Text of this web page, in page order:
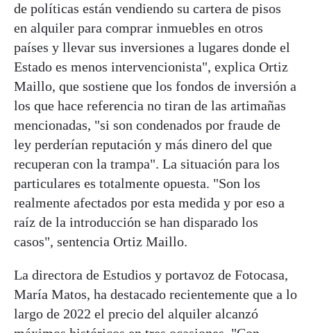
de políticas están vendiendo su cartera de pisos
en alquiler para comprar inmuebles en otros
países y llevar sus inversiones a lugares donde el
Estado es menos intervencionista", explica Ortiz
Maillo, que sostiene que los fondos de inversión a
los que hace referencia no tiran de las artimañas
mencionadas, "si son condenados por fraude de
ley perderían reputación y más dinero del que
recuperan con la trampa". La situación para los
particulares es totalmente opuesta. "Son los
realmente afectados por esta medida y por eso a
raíz de la introducción se han disparado los
casos", sentencia Ortiz Maillo.
La directora de Estudios y portavoz de Fotocasa,
María Matos, ha destacado recientemente que a lo
largo de 2022 el precio del alquiler alcanzó